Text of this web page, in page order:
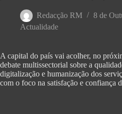
Redacção RM
8 de
Actualidade
A capital do país vai acolher, no
debate multissectorial sobre a
digitalização e humanização dos
com o foco na satisfação e confiança